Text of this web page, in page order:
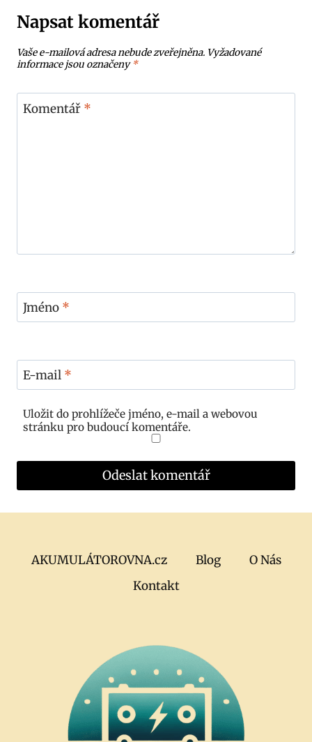
Napsat komentář
Vaše e-mailová adresa nebude zveřejněna. Vyžadované
informace jsou označeny*
Komentář *
Jméno *
E-mail *
Uložit do prohlížeče jméno, e-mail a webovou
stránku pro budoucí komentáře.
AKUMULÁTOROVNA.cz Blog
O Nás
Kontakt